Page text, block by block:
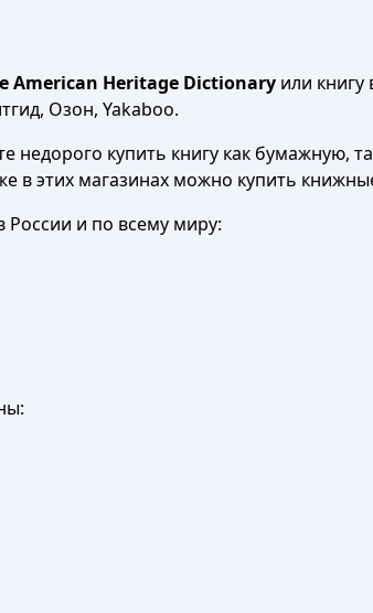
American Heritage Dictionary или книгу
Озон, Yakaboo.
купить книгу как бумажную,
в этих магазинах можно купить
и по всему миру: